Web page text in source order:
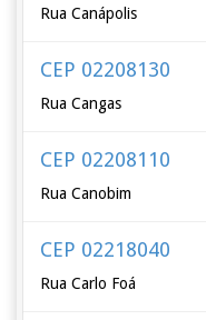
Rua Canápolis
CEP 02208130
Rua Cangas
CEP 02208110
Rua Canobim
CEP 02218040
Rua Carlo Foá